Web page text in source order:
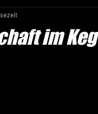
im